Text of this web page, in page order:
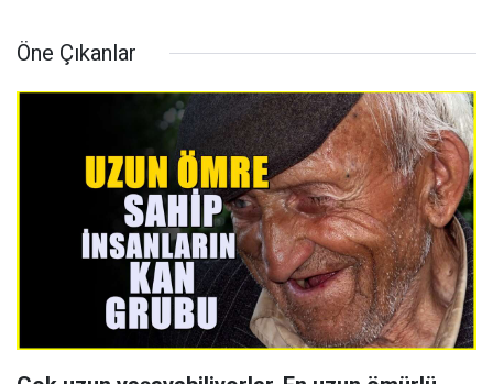
Öne Çıkanlar